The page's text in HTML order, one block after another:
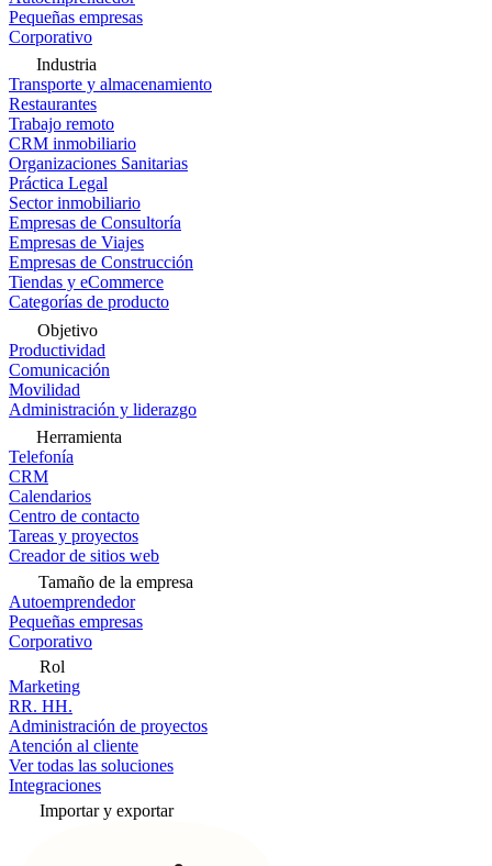
Pequeñas empresas
Corporativo
Industria
Transporte y almacenamiento
Restaurantes
Trabajo remoto
CRM inmobiliario
Organizaciones Sanitarias
Práctica Legal
Sector inmobiliario
Empresas de Consultoría
Empresas de Viajes
Empresas de Construcción
Tiendas y eCommerce
Categorías de producto
Objetivo
Productividad
Comunicación
Movilidad
Administración y liderazgo
Herramienta
Telefonía
CRM
Calendarios
Centro de contacto
Tareas y proyectos
Creador de sitios web
Tamaño de la empresa
Autoemprendedor
Pequeñas empresas
Corporativo
Rol
Marketing
RR. HH.
Administración de proyectos
Atención al cliente
Ver todas las soluciones
Integraciones
Importar y exportar